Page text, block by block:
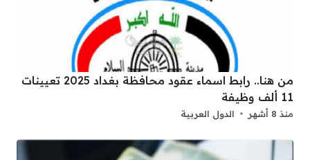
من هنا.. رابط اسماء عقود محافظة بغداد 2025 تعيينات
11 ألف وظيفة
منذ 8 أشهر الدول العربية